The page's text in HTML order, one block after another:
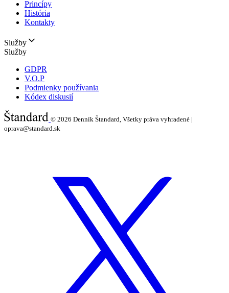
Princípy
História
Kontakty
Služby
Služby
GDPR
V.O.P
Podmienky používania
Kódex diskusií
© 2026 Denník Štandard, Všetky práva vyhradené |
oprava@standard.sk